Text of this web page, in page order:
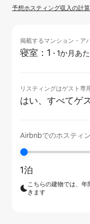
予想ホスティング収入の計
掲載するマンション・ア
寝室：1 · 1か月あ
リスティングはゲスト専
はい、すべてゲ
Airbnbでのホスティ
1泊
こちらの建物では、
きます